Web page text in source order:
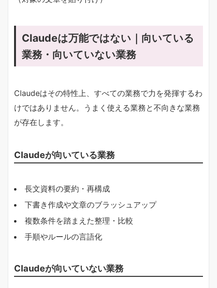
Claudeは万能ではない｜向いている
業務・向いていない業務
Claudeはその特性上、すべての業務で力を発揮するわ
けではありません。うまく使える業務と不向きな業務
が存在します。
Claudeが向いている業務
長文資料の要約・再構成
下書き作成や文章のブラッシュアップ
複数条件を踏まえた整理・比較
手順やルールの言語化
Claudeが向いていない業務